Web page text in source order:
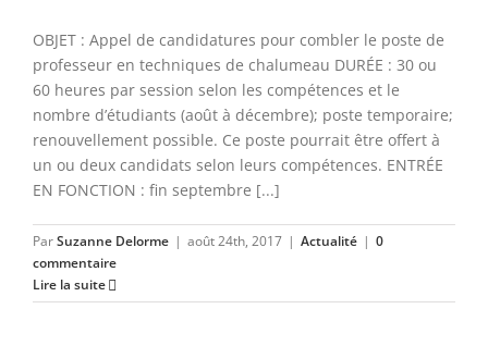
OBJET : Appel de candidatures pour combler le poste de
professeur en techniques de chalumeau DURÉE : 30 ou
60 heures par session selon les compétences et le
nombre d’étudiants (août à décembre); poste temporaire;
renouvellement possible. Ce poste pourrait être offert à
un ou deux candidats selon leurs compétences. ENTRÉE
EN FONCTION : fin septembre [...]
ParSuzanne Delorme | août 24th, 2017 | Actualité | 0
commentaire
Lire la suite